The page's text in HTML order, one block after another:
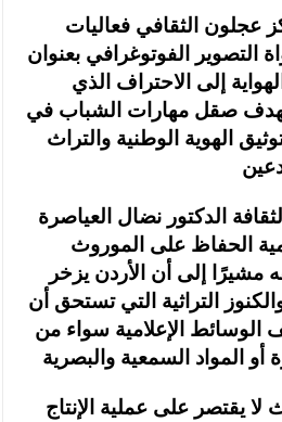
عجلون الثقافي فعاليات
التصوير الفوتوغرافي بعنوان
إلى الاحتراف الذي
بهدف صقل مهارات الشباب في
الهوية الوطنية والتراث
الدكتور نضال العياصرة
الحفاظ على الموروث
مشيرًا إلى أن الأردن يزخر
التراثية التي تستحق أن
الوسائط الإعلامية سواء من
يقتصر على عملية الإنتاج